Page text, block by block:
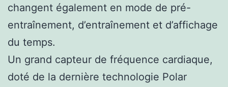
changent également en mode de pré-
entraînement, d’entraînement et d’affichage
du temps.
Un grand capteur de fréquence cardiaque,
doté de la dernière technologie Polar